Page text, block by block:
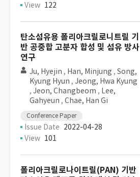
View 122
탄소섬유용 폴리아크릴로니트릴 기
반 공중합 고분자 합성 및 섬유 방사
연구
Ju, Hyejin , Han, Minjung , Song,
Kyung Hyun , Jeong, Hwa Kyung
, Jeon, Changbeom , Lee,
Gahyeun , Chae, Han Gi
Conference Paper
Issue Date 2022-04-28
View 101
폴리아크릴로나이트릴(PAN) 기반